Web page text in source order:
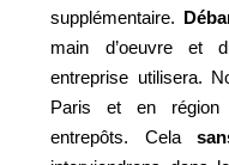
supplémentaire.
main d’oeuvre et
entreprise utilisera.
Paris et en région
entrepôts. Cela